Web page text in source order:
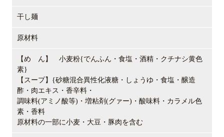
干し麺
原材料
【め ん】 小麦粉{でんふん・食塩・酒精・クチナシ黄色
素}
【スープ】{砂糖混合異性化液糖・しょうゆ・食塩・醸造
酢・肉エキス・香辛料・
調味料(アミノ酸等)・増粘剤(グァー)・酸味料・カラメル色
素・香料
原材料の一部に小麦・大豆・豚肉を含む